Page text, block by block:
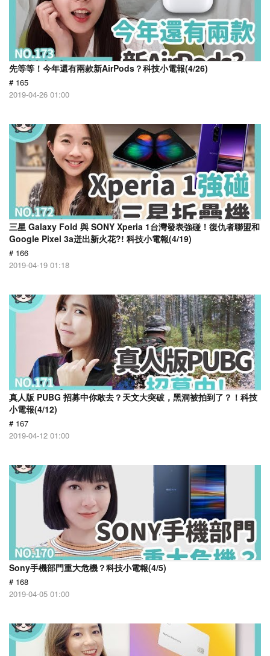
先等等！今年還有兩款新AirPods？科技小電報(4/26)
# 165
2019-04-26 01:00
三星 Galaxy Fold 與 SONY Xperia 1台灣發表強碰！復仇者聯盟和
Google Pixel 3a迸出新火花?! 科技小電報(4/19)
# 166
2019-04-19 01:18
真人版 PUBG 招募中你敢去？天文大突破，黑洞被拍到了？！科技
小電報(4/12)
# 167
2019-04-12 01:00
Sony手機部門重大危機？科技小電報(4/5)
# 168
2019-04-05 01:00